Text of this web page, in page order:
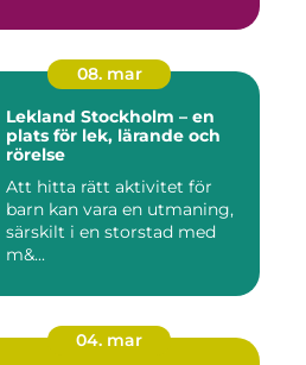
08. mar
Lekland Stockholm – en
plats för lek, lärande och
rörelse
Att hitta rätt aktivitet för
barn kan vara en utmaning,
särskilt i en storstad med
m&...
04. mar